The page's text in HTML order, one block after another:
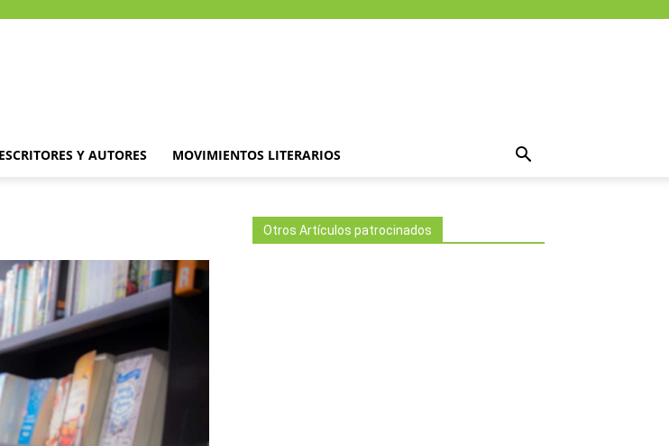
ESCRITORES Y AUTORES MOVIMIENTOS LITERARIOS
Otros Artículos patrocinados